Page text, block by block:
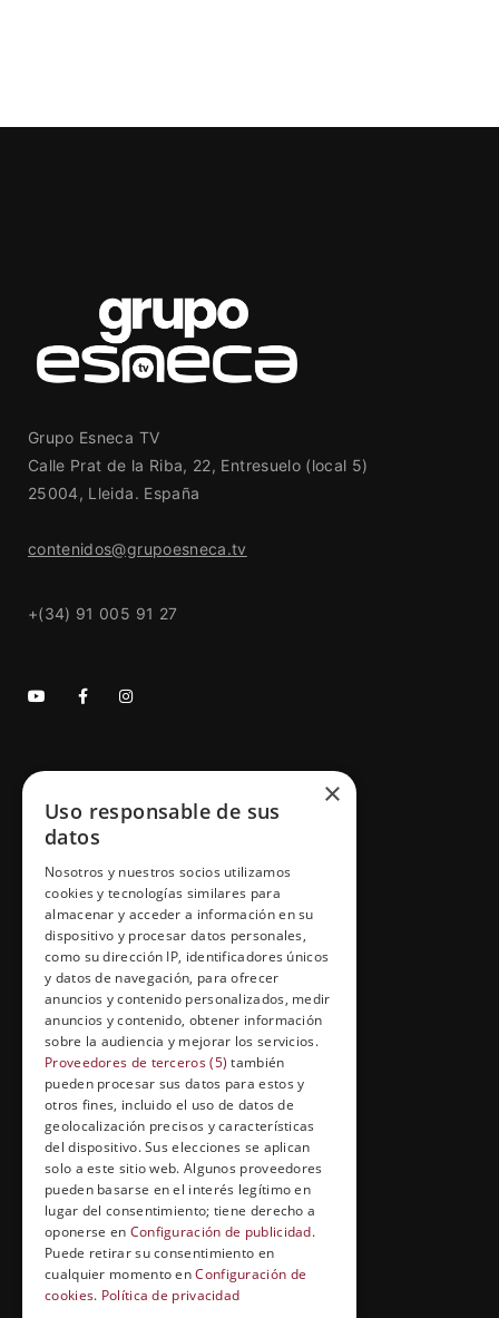
Grupo Esneca TV
Calle Prat de la Riba, 22, Entresuelo (local 5)
25004, Lleida. España
contenidos@grupoesneca.tv
+(34) 91 005 91 27
GRUPO ESNECA TV
Inicio
Información Legal
Política de Cookies
FORMACIÓN Y ENTRETENIMIENTO
Formación abierta
Cuídate con Grupo Esneca
Entrevistas profesionales
EL RINCÓN DEL ALUMNO
Conócenos
Preguntas y respuestas
×
Uso responsable de sus
datos
Nosotros y nuestros socios utilizamos
cookies y tecnologías similares para
almacenar y acceder a información en su
dispositivo y procesar datos personales,
como su dirección IP, identificadores únicos
y datos de navegación, para ofrecer
anuncios y contenido personalizados, medir
anuncios y contenido, obtener información
sobre la audiencia y mejorar los servicios.
Proveedores de terceros (5) también
pueden procesar sus datos para estos y
otros fines, incluido el uso de datos de
geolocalización precisos y características
del dispositivo. Sus elecciones se aplican
solo a este sitio web. Algunos proveedores
pueden basarse en el interés legítimo en
lugar del consentimiento; tiene derecho a
oponerse en Configuración de publicidad.
Puede retirar su consentimiento en
cualquier momento enConfiguración de
cookies. Política de privacidad